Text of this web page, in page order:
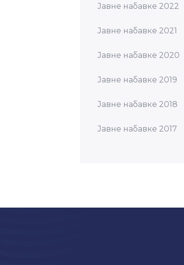
Јавне набавке 2022
Јавне набавке 2021
Јавне набавке 2020
Јавне набавке 2019
Јавне набавке 2018
Јавне набавке 2017